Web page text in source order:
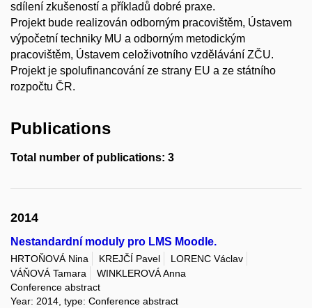
sdílení zkušeností a příkladů dobré praxe.
Projekt bude realizován odborným pracovištěm, Ústavem
výpočetní techniky MU a odborným metodickým
pracovištěm, Ústavem celoživotního vzdělávání ZČU.
Projekt je spolufinancování ze strany EU a ze státního
rozpočtu ČR.
Publications
Total number of publications: 3
2014
Nestandardní moduly pro LMS Moodle.
HRTOŇOVÁ Nina KREJČÍ Pavel
LORENC Václav
VÁŇOVÁ Tamara
WINKLEROVÁ Anna
Conference abstract
Year: 2014, type: Conference abstract